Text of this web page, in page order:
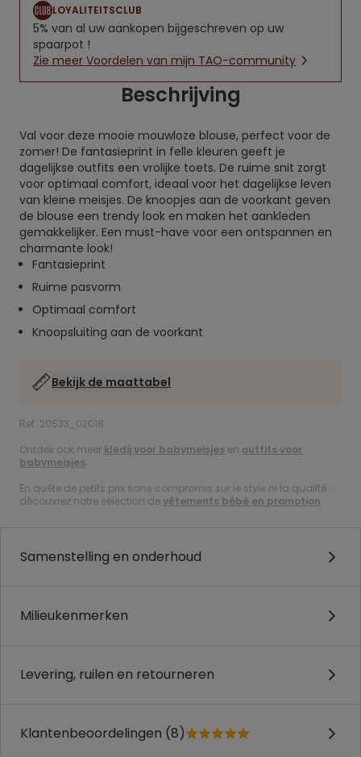
LOYALITEITSCLUB
5% van al uw aankopen bijgeschreven op uw
spaarpot !
Zie meer Voordelen van mijn TAO-community
Beschrijving
Val voor deze mooie mouwloze blouse, perfect voor de
zomer! De fantasieprint in felle kleuren geeft je
dagelijkse outfits een vrolijke toets. De ruime snit zorgt
voor optimaal comfort, ideaal voor het dagelijkse leven
van kleine meisjes. De knoopjes aan de voorkant geven
de blouse een trendy look en maken het aankleden
gemakkelijker. Een must-have voor een ontspannen en
charmante look!
Fantasieprint
Ruime pasvorm
Optimaal comfort
Knoopsluiting aan de voorkant
Bekijk de maattabel
Ref. 20533_02018
Ontdek ook meer kledij voor babymeisjes en outfits voor
babymeisjes.
En quête de petits prix sans compromis sur le style ni la qualité :
découvrez notre sélection devêtements bébé en promotion.
Samenstelling en onderhoud
Milieukenmerken
Levering, ruilen en retourneren
Klantenbeoordelingen (8)